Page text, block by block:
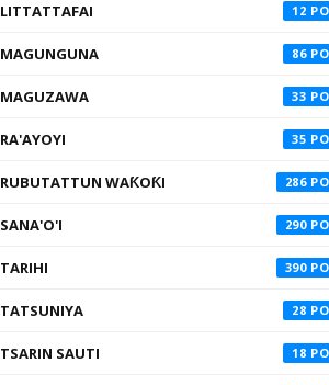
LITTATTAFAI 12
MAGUNGUNA 86
MAGUZAWA 33
RA'AYOYI 35
RUBUTATTUN WAƘOƘI 286
SANA'O'I 290
TARIHI 390
TATSUNIYA 28
TSARIN SAUTI 18